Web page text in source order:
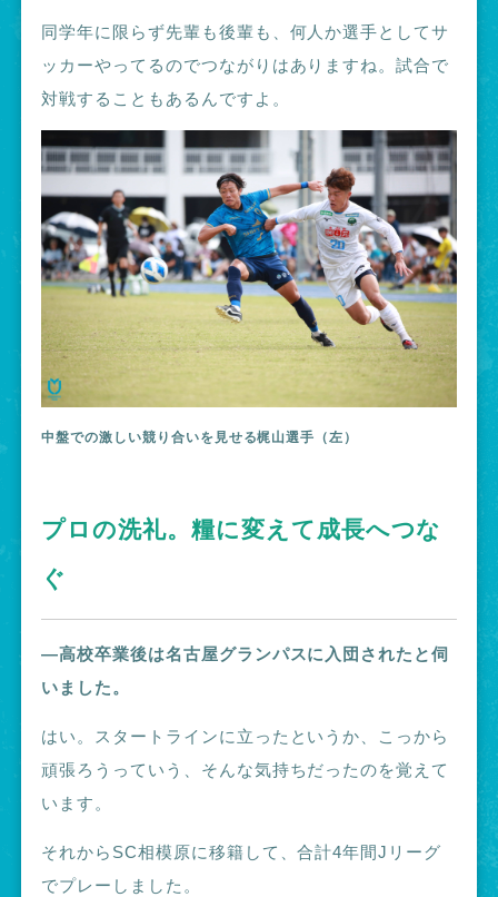
同学年に限らず先輩も後輩も、何人か選手としてサ
ッカーやってるのでつながりはありますね。試合で
対戦することもあるんですよ。
中盤での激しい競り合いを見せる梶山選手（左）
プロの洗礼。糧に変えて成長へつな
ぐ
―高校卒業後は名古屋グランパスに入団されたと伺
いました。
はい。スタートラインに立ったというか、こっから
頑張ろうっていう、そんな気持ちだったのを覚えて
います。
それからSC相模原に移籍して、合計4年間Jリーグ
でプレーしました。